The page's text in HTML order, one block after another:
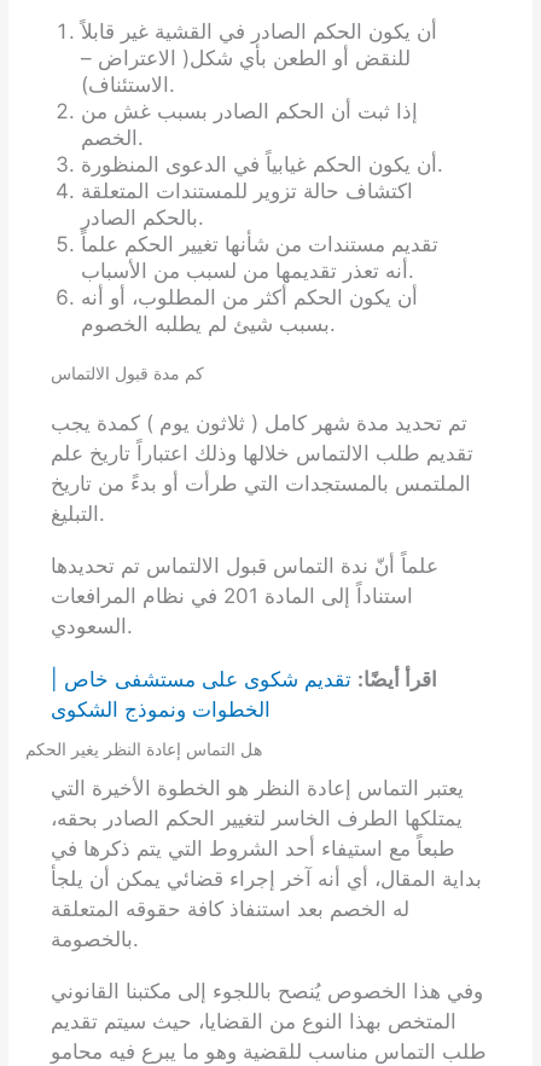
أن يكون الحكم الصادر في القشية غير قابلاً
للنقض أو الطعن بأي شكل( الاعتراض –
الاستئناف).
إذا ثبت أن الحكم الصادر بسبب غش من
الخصم.
أن يكون الحكم غيابياً في الدعوى المنظورة.
اكتشاف حالة تزوير للمستندات المتعلقة
بالحكم الصادر.
تقديم مستندات من شأنها تغيير الحكم علماً
أنه تعذر تقديمها من لسبب من الأسباب.
أن يكون الحكم أكثر من المطلوب، أو أنه
بسبب شيئ لم يطلبه الخصوم.
كم مدة قبول الالتماس
تم تحديد مدة شهر كامل ( ثلاثون يوم ) كمدة يجب
تقديم طلب الالتماس خلالها وذلك اعتباراً تاريخ علم
الملتمس بالمستجدات التي طرأت أو بدءً من تاريخ
التبليغ.
علماً أنّ ندة التماس قبول الالتماس تم تحديدها
استناداً إلى المادة 201 في نظام المرافعات
السعودي.
اقرأ أيضًا: تقديم شكوى على مستشفى خاص |
الخطوات ونموذج الشكوى
هل التماس إعادة النظر يغير الحكم
يعتبر التماس إعادة النظر هو الخطوة الأخيرة التي
يمتلكها الطرف الخاسر لتغيير الحكم الصادر بحقه،
طبعاً مع استيفاء أحد الشروط التي يتم ذكرها في
بداية المقال، أي أنه آخر إجراء قضائي يمكن أن يلجأ
له الخصم بعد استنفاذ كافة حقوقه المتعلقة
بالخصومة.
وفي هذا الخصوص يُنصح باللجوء إلى مكتبنا القانوني
المتخص بهذا النوع من القضايا، حيث سيتم تقديم
طلب التماس مناسب للقضية وهو ما يبرع فيه محامو